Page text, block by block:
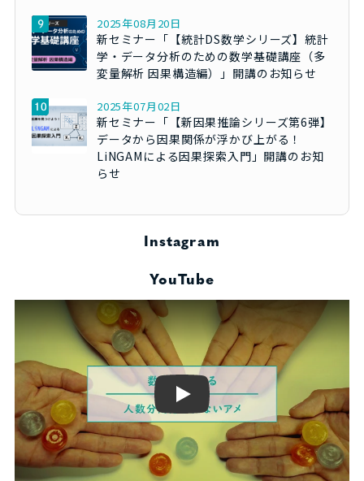
2025年08月20日
新セミナー「【統計DS数学シリーズ】統計
学・データ分析のための数学基礎講座（多
変量解析 因果構造編）」開講のお知らせ
2025年07月02日
新セミナー「【新因果推論シリーズ第6弾】
データから因果関係が浮かび上がる！
LiNGAMによる因果探索入門」開講のお知
らせ
Instagram
YouTube
Play